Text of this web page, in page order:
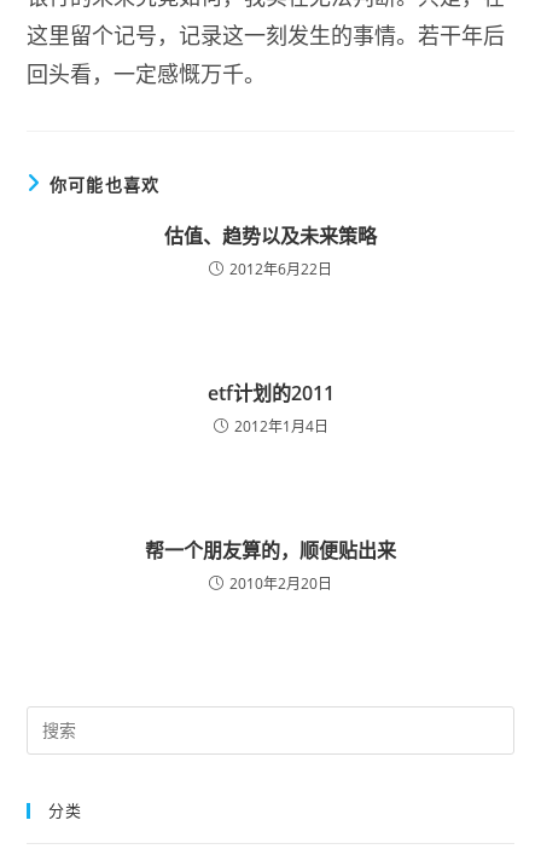
这里留个记号，记录这一刻发生的事情。若干年后
回头看，一定感慨万千。
你可能也喜欢
估值、趋势以及未来策略
2012年6月22日
etf计划的2011
2012年1月4日
帮一个朋友算的，顺便贴出来
2010年2月20日
分类